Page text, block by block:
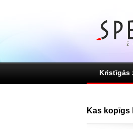
Kristīgās
Kas kopīgs